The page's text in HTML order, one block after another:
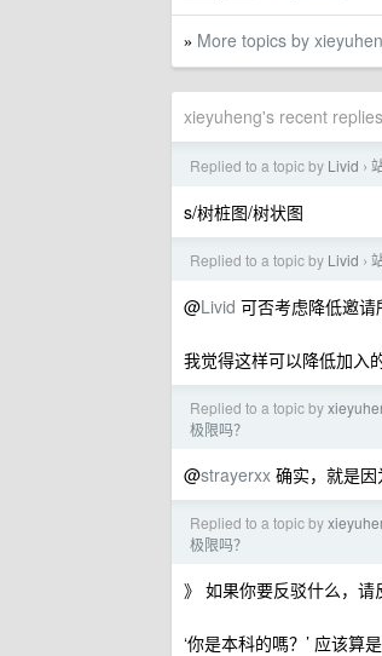
» More topics by
xieyuheng's recent replies
Replied to a topic by Livid ›
s/树桩图/树状图
Replied to a topic by Livid ›
@Livid 可否考虑降低邀请
我觉得这样可以降低加入
Replied to a topic by
极限吗？
@strayerxx 确实，就是因
Replied to a topic by
极限吗？
》 如果你要反驳什么，请
‘你是本科的嗎？’ 应该算